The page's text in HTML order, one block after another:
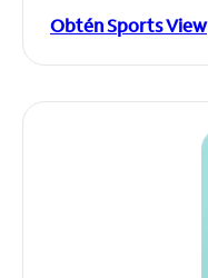
Obtén Sports View